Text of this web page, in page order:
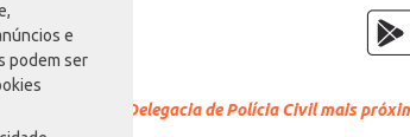
e
podem ser
ou procure a Delegacia de Polícia Civil mais